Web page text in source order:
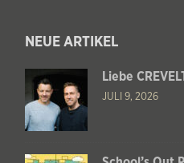
NEUE ARTIKEL
Liebe
JULI 9, 2026